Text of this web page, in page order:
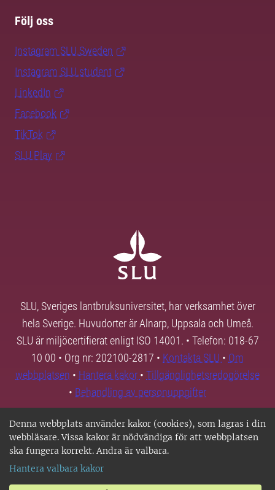
Denna webbplats använder kakor (cookies), som lagras i din
webbläsare. Vissa kakor är nödvändiga för att webbplatsen
ska fungera korrekt. Andra är valbara.
Hantera valbara kakor
Följ oss
Instagram SLU.Sweden
Instagram SLU.student
LinkedIn
Facebook
TikTok
SLU Play
SLU, Sveriges lantbruksuniversitet, har verksamhet över
hela Sverige. Huvudorter är Alnarp, Uppsala och Umeå.
SLU är miljöcertifierat enligt ISO 14001. • Telefon: 018-67
10 00 • Org nr: 202100-2817 • Kontakta SLU • Om
webbplatsen • Hantera kakor • Tillgänglighetsredogörelse
• Behandling av personuppgifter